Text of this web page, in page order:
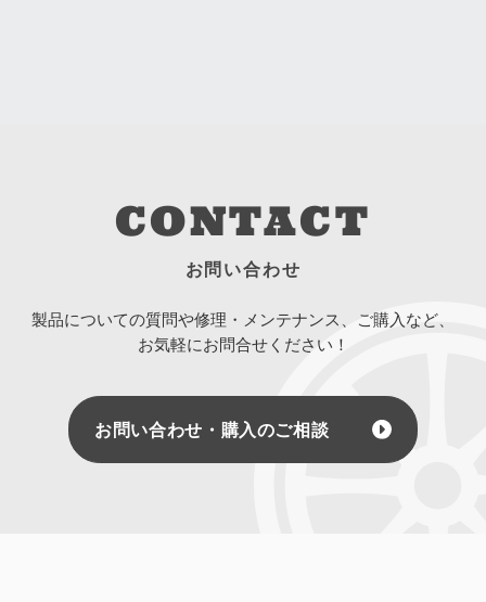
CONTACT
お問い合わせ
製品についての質問や修理・メンテナンス、ご購入など、
お気軽にお問合せください！
お問い合わせ・購入のご相談